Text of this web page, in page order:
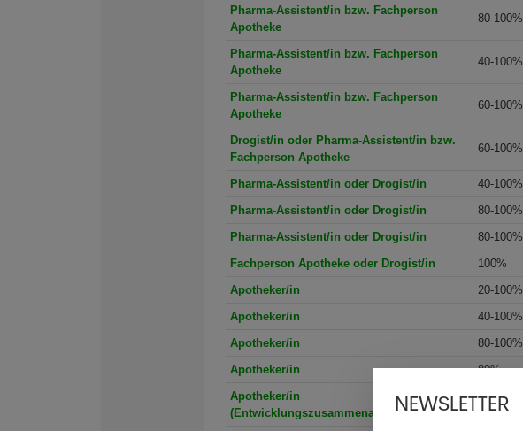
Pharma-Assistent/in bzw. Fachperson
Apotheke
80-100%
Pharma-Assistent/in bzw. Fachperson
Apotheke
40-100%
Pharma-Assistent/in bzw. Fachperson
Apotheke
60-100%
Drogist/in oder Pharma-Assistent/in bzw.
Fachperson Apotheke
60-100%
Pharma-Assistent/in oder Drogist/in 40-100%
Pharma-Assistent/in oder Drogist/in
80-100%
Pharma-Assistent/in oder Drogist/in
80-100%
Fachperson Apotheke oder Drogist/in
100%
Apotheker/in
20-100%
Apotheker/in
40-100%
Apotheker/in
80-100%
Apotheker/in
80%
Apotheker/in
(Entwicklungszusammenarbeit)
100%
NEWSLETTER